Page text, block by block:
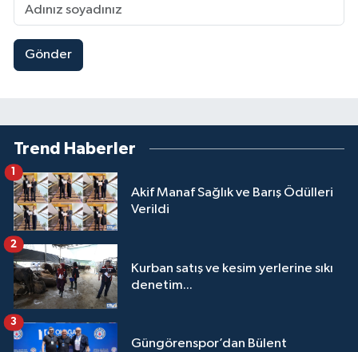
Gönder
Trend Haberler
Akif Manaf Sağlık ve Barış Ödülleri
Verildi
1
Kurban satış ve kesim yerlerine sıkı
denetim...
2
Güngörenspor’dan Bülent
3